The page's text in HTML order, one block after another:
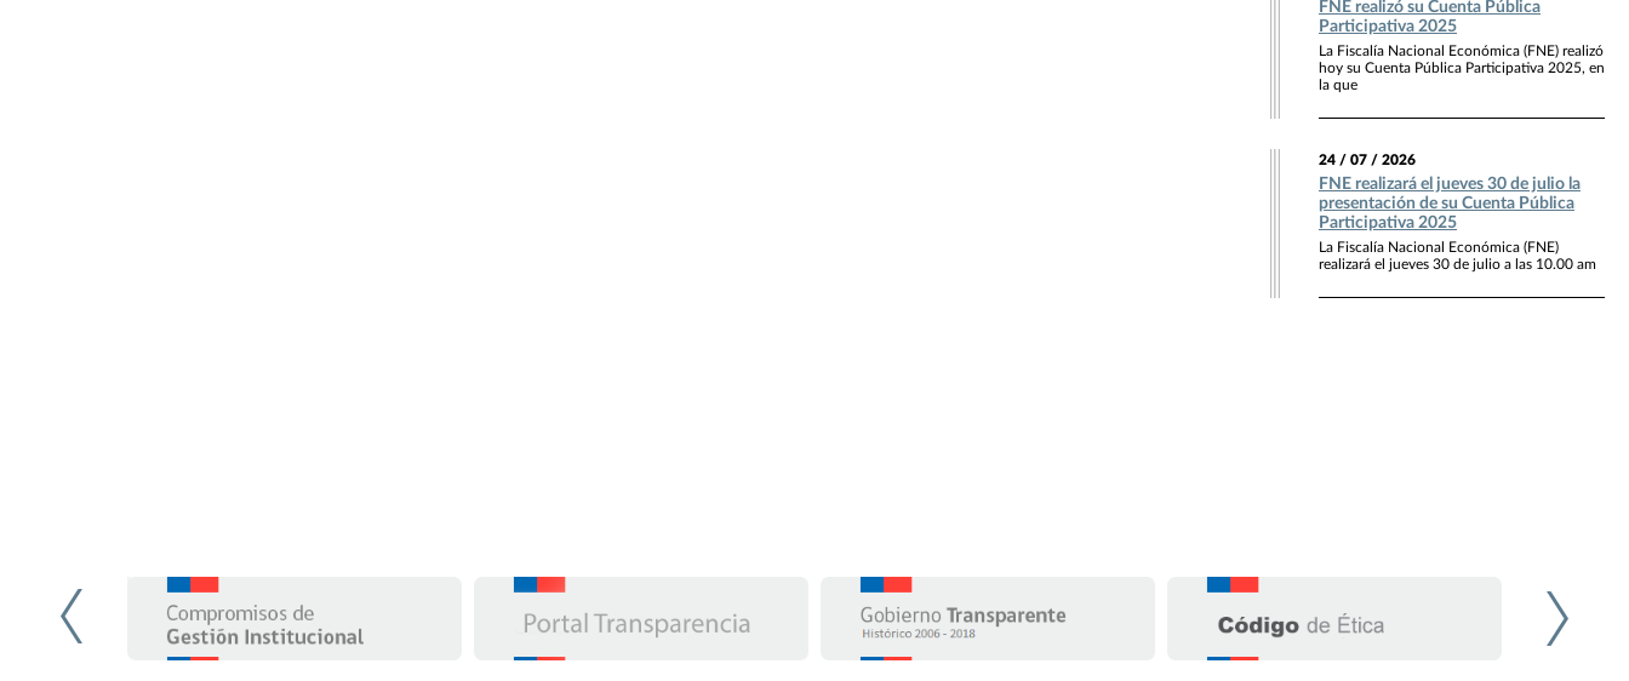
FNE realizó su Cuenta Pública
Participativa 2025
La Fiscalía Nacional Económica (FNE) realizó
hoy su Cuenta Pública Participativa 2025, en
la que
24 / 07 / 2026
FNE realizará el jueves 30 de julio la
presentación de su Cuenta Pública
Participativa 2025
La Fiscalía Nacional Económica (FNE)
realizará el jueves 30 de julio a las 10.00 am